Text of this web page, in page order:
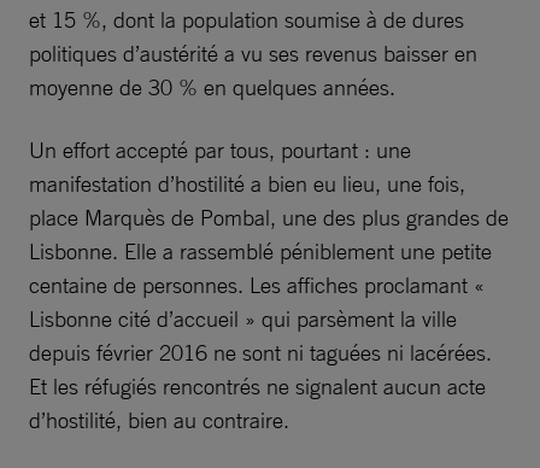
et 15 %, dont la population soumise à de dures
politiques d’austérité a vu ses revenus baisser en
moyenne de 30 % en quelques années.
Un effort accepté par tous, pourtant : une
manifestation d’hostilité a bien eu lieu, une fois,
place Marquès de Pombal, une des plus grandes de
Lisbonne. Elle a rassemblé péniblement une petite
centaine de personnes. Les affiches proclamant «
Lisbonne cité d’accueil » qui parsèment la ville
depuis février 2016 ne sont ni taguées ni lacérées.
Et les réfugiés rencontrés ne signalent aucun acte
d’hostilité, bien au contraire.